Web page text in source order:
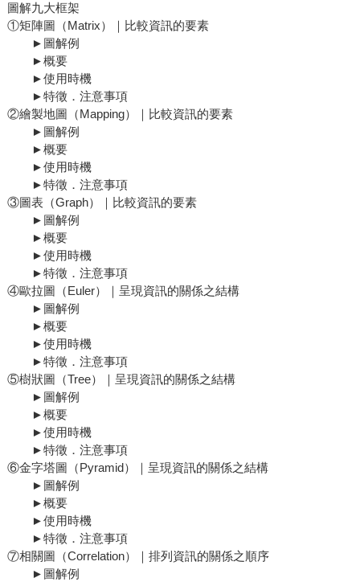
圖解九大框架
①矩陣圖（Matrix）｜比較資訊的要素
►圖解例
►概要
►使用時機
►特徵．注意事項
②繪製地圖（Mapping）｜比較資訊的要素
►圖解例
►概要
►使用時機
►特徵．注意事項
③圖表（Graph）｜比較資訊的要素
►圖解例
►概要
►使用時機
►特徵．注意事項
④歐拉圖（Euler）｜呈現資訊的關係之結構
►圖解例
►概要
►使用時機
►特徵．注意事項
⑤樹狀圖（Tree）｜呈現資訊的關係之結構
►圖解例
►概要
►使用時機
►特徵．注意事項
⑥金字塔圖（Pyramid）｜呈現資訊的關係之結構
►圖解例
►概要
►使用時機
►特徵．注意事項
⑦相關圖（Correlation）｜排列資訊的關係之順序
►圖解例